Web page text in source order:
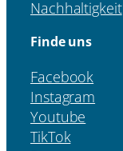
Nachhaltigkeit
Finde uns
Facebook
Instagram
Youtube
TikTok